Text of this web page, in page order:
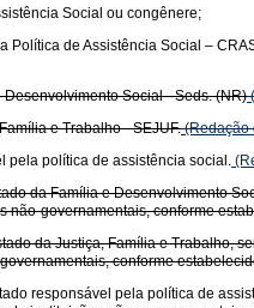
Social ou congênere;
de Assistência Social –
Social - Seds. (NR)
e Trabalho - SEJUF.(Redação
pela política de assistência social.
da Família e Desenvolvimento
governamentais, conforme
da Justiça, Família e Trabalho,
conforme
responsável pela política de